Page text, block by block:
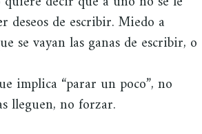
deseos de escribir. Miedo a
se vayan las ganas de escribir, o
implica “parar un poco”, no
lleguen, no forzar.